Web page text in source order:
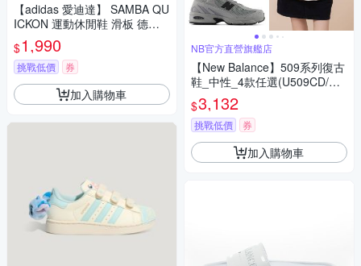
【adidas 愛迪達】 SAMBA QU
ICKON 運動休閒鞋 滑板 德訓
鞋 復古 嬰幼童鞋 - Originals K
K2179
$1,990
挑戰低價 券
加入購物車
NB官方直營旗艦店
【New Balance】509系列復古
鞋_中性_4款任選(U509CD/U5
095A2/U509BA/U509BD)
$3,132
挑戰低價 券
加入購物車